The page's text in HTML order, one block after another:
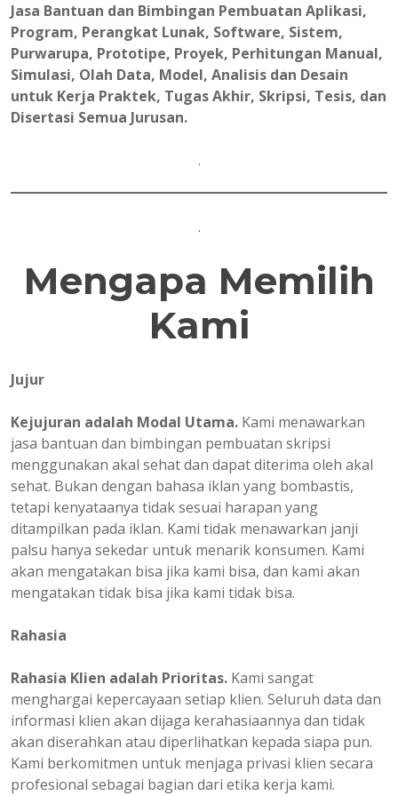
Jasa Bantuan dan Bimbingan Pembuatan Aplikasi,
Program, Perangkat Lunak, Software, Sistem,
Purwarupa, Prototipe, Proyek, Perhitungan Manual,
Simulasi, Olah Data, Model, Analisis dan Desain
untuk Kerja Praktek, Tugas Akhir, Skripsi, Tesis, dan
Disertasi Semua Jurusan.
.
.
Mengapa Memilih
Kami
Jujur
Kejujuran adalah Modal Utama. Kami menawarkan
jasa bantuan dan bimbingan pembuatan skripsi
menggunakan akal sehat dan dapat diterima oleh akal
sehat. Bukan dengan bahasa iklan yang bombastis,
tetapi kenyataanya tidak sesuai harapan yang
ditampilkan pada iklan. Kami tidak menawarkan janji
palsu hanya sekedar untuk menarik konsumen. Kami
akan mengatakan bisa jika kami bisa, dan kami akan
mengatakan tidak bisa jika kami tidak bisa.
Rahasia
Rahasia Klien adalah Prioritas. Kami sangat
menghargai kepercayaan setiap klien. Seluruh data dan
informasi klien akan dijaga kerahasiaannya dan tidak
akan diserahkan atau diperlihatkan kepada siapa pun.
Kami berkomitmen untuk menjaga privasi klien secara
profesional sebagai bagian dari etika kerja kami.